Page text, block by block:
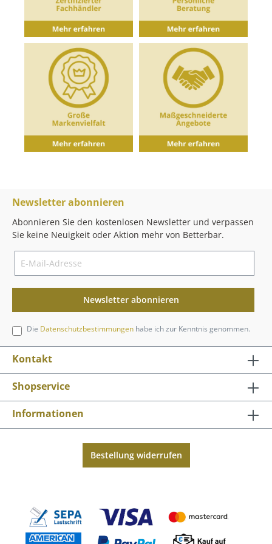
Newsletter abonnieren
Abonnieren Sie den kostenlosen Newsletter und verpassen
Sie keine Neuigkeit oder Aktion mehr von Betterbar.
Newsletter abonnieren
Die Datenschutzbestimmungen habe ich zur Kenntnis genommen.
Kontakt
Shopservice
Informationen
Bestellung widerrufen